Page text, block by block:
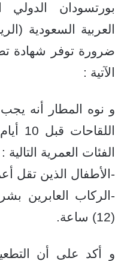
بورتسودان الدولي
العربية السعودية
ضرورة توفر شهادة
الآتية :
و نوه المطار أنه
الفئات العمرية التالية :
-الأطفال الذين تقل
-الركاب العابرين
(12) ساعة.
و أكد على أن